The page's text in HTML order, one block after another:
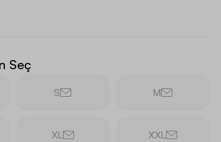
Seç
S M
XL XXL